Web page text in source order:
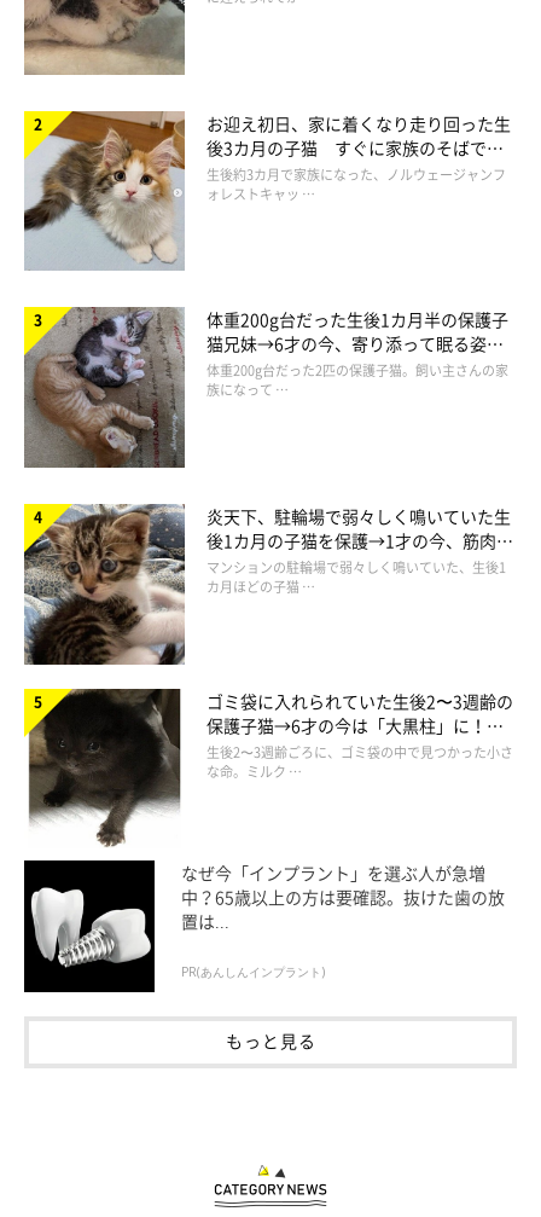
お迎え初日、家に着くなり走り回った生
後3カ月の子猫 すぐに家族のそばで落
ち着く姿に「迎えてよかった」
生後約3カ月で家族になった、ノルウェージャンフ
ォレストキャッ …
体重200g台だった生後1カ月半の保護子
猫兄妹→6才の今、寄り添って眠る姿に
ほっこり！
体重200g台だった2匹の保護子猫。飼い主さんの家
族になって …
炎天下、駐輪場で弱々しく鳴いていた生
後1カ月の子猫を保護→1才の今、筋肉質
でツンデレなコに成長
マンションの駐輪場で弱々しく鳴いていた、生後1
カ月ほどの子猫 …
ゴミ袋に入れられていた生後2〜3週齢の
保護子猫→6才の今は「大黒柱」に！
美しい黒猫に成長した姿にグッとくる
生後2〜3週齢ごろに、ゴミ袋の中で見つかった小さ
な命。ミルク …
なぜ今「インプラント」を選ぶ人が急増
中？65歳以上の方は要確認。抜けた歯の放
置は...
PR(あんしんインプラント)
もっと見る